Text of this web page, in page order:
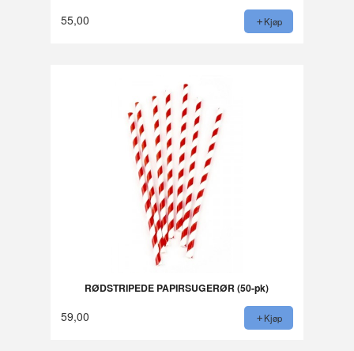
55,00 Kjøp
RØDSTRIPEDE PAPIRSUGERØR (50-pk)
59,00 Kjøp